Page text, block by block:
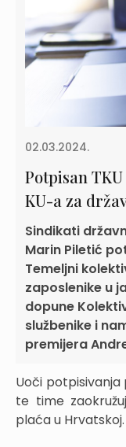
02.03.2024.
Potpisan
KU-a za
Sindikati
Marin Piletić
Temeljni
zaposlenike u
dopune
službenike i
premijera
Uoči potpisivanja
te time
plaća u Hrvatskoj.